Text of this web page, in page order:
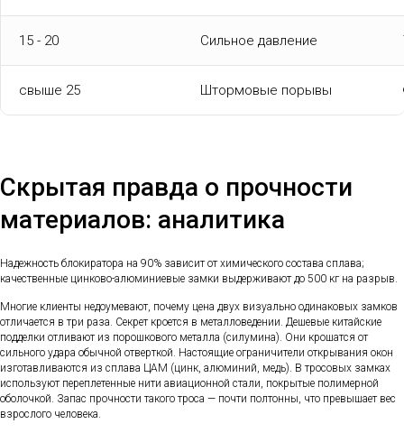
15 - 20 Сильное давление
свыше 25 Штормовые порывы
Скрытая правда о прочности
материалов: аналитика
Надежность блокиратора на 90% зависит от химического состава сплава;
качественные цинково-алюминиевые замки выдерживают до 500 кг на разрыв.
Многие клиенты недоумевают, почему цена двух визуально одинаковых замков
отличается в три раза. Секрет кроется в металловедении. Дешевые китайские
подделки отливают из порошкового металла (силумина). Они крошатся от
сильного удара обычной отверткой. Настоящие ограничители открывания окон
изготавливаются из сплава ЦАМ (цинк, алюминий, медь). В тросовых замках
используют переплетенные нити авиационной стали, покрытые полимерной
оболочкой. Запас прочности такого троса — почти полтонны, что превышает вес
взрослого человека.